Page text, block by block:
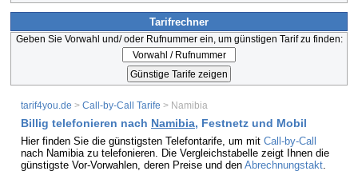
Tarifrechner
Geben Sie Vorwahl und/ oder Rufnummer ein, um günstigen Tarif zu finden:
tarif4you.de > Call-by-Call Tarife > Namibia
Billig telefonieren nach Namibia, Festnetz und Mobil
Hier finden Sie die günstigsten Telefontarife, um mit Call-by-Call
nach Namibia zu telefonieren. Die Vergleichstabelle zeigt Ihnen die
günstigste Vor-Vorwahlen, deren Preise und den Abrechnungstakt